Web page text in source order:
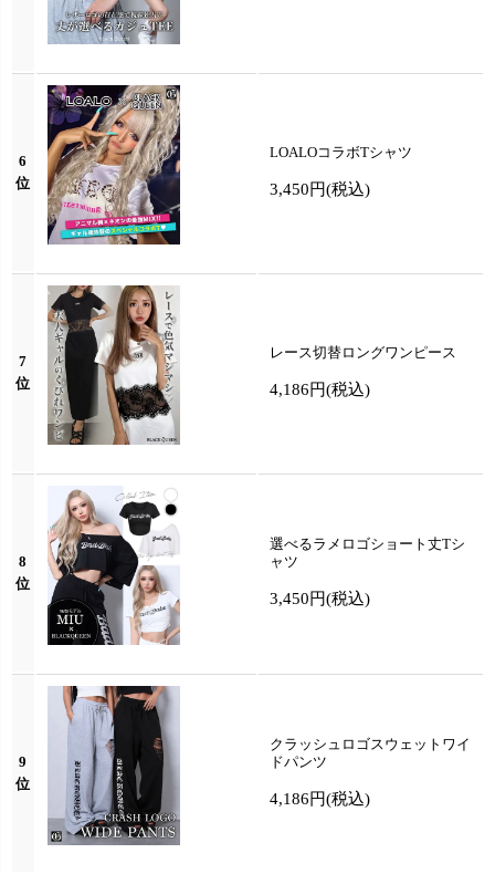
6
位
LOALOコラボTシャツ
3,450円(税込)
7
位
レース切替ロングワンピース
4,186円(税込)
8
位
選べるラメロゴショート丈Tシ
ャツ
3,450円(税込)
9
位
クラッシュロゴスウェットワイ
ドパンツ
4,186円(税込)